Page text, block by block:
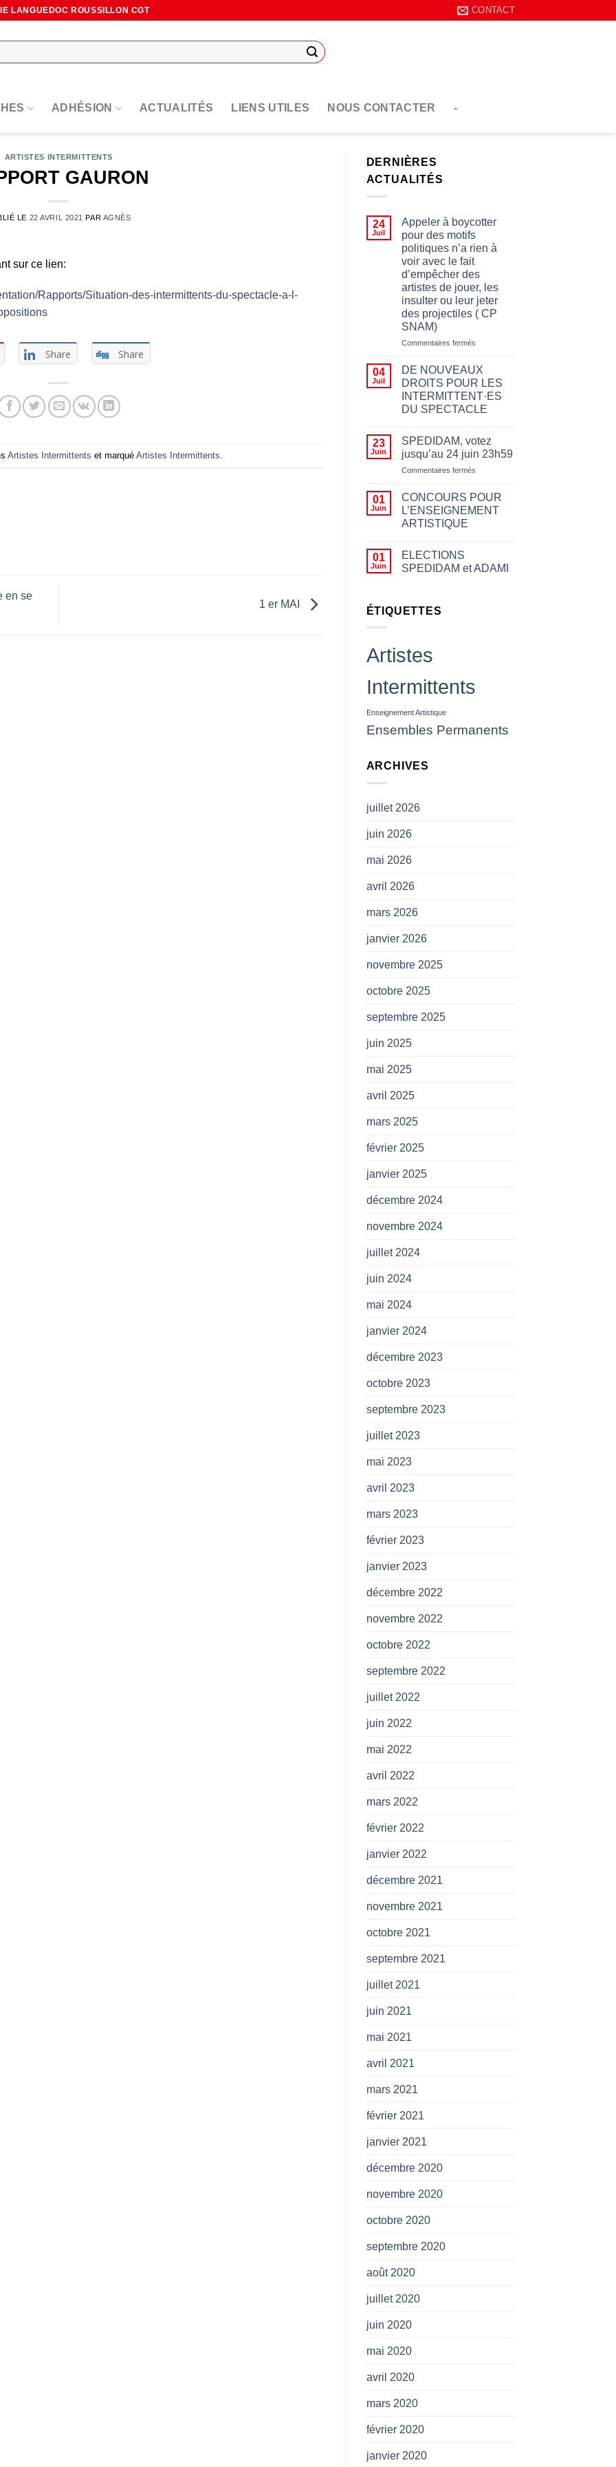
LANGUEDOC ROUSSILLON CGT CONTACT
ADHÉSION ACTUALITÉS LIENS UTILES NOUS CONTACTER -
ARTISTES INTERMITTENTS
GAURON
LE 22 AVRIL 2021 PAR AGNÈS
sur ce lien:
Rapports/Situation-des-intermittents-du-spectacle-a-l-
Share Share
Artistes Intermittents et marquéArtistes Intermittents
en se
1 er MAI
DERNIÈRES
ACTUALITÉS
24
Juil
Appeler à boycotter
pour des motifs
politiques n’a rien à
voir avec le fait
d’empêcher des
artistes de jouer, les
insulter ou leur jeter
des projectiles ( CP
SNAM)
Commentaires ferméssur
à
boycotter
pour
des
motifs
n’a
rien
à
voir
le
fait
les
04
Juil
DE NOUVEAUX
DROITS POUR LES
INTERMITTENT·ES
DU SPECTACLE
23
Juin
SPEDIDAM, votez
jusqu’au 24 juin 23h59
Commentaires ferméssur
votez
jusqu’au
24
01
Juin
CONCOURS POUR
L’ENSEIGNEMENT
ARTISTIQUE
01
Juin
ELECTIONS
SPEDIDAM et ADAMI
ÉTIQUETTES
Artistes
Intermittents
Enseignement Artistique
Ensembles Permanents
ARCHIVES
juillet 2026
juin 2026
mai 2026
avril 2026
mars 2026
janvier 2026
novembre 2025
octobre 2025
septembre 2025
juin 2025
mai 2025
avril 2025
mars 2025
février 2025
janvier 2025
décembre 2024
novembre 2024
juillet 2024
juin 2024
mai 2024
janvier 2024
décembre 2023
octobre 2023
septembre 2023
juillet 2023
mai 2023
avril 2023
mars 2023
février 2023
janvier 2023
décembre 2022
novembre 2022
octobre 2022
septembre 2022
juillet 2022
juin 2022
mai 2022
avril 2022
mars 2022
février 2022
janvier 2022
décembre 2021
novembre 2021
octobre 2021
septembre 2021
juillet 2021
juin 2021
mai 2021
avril 2021
mars 2021
février 2021
janvier 2021
décembre 2020
novembre 2020
octobre 2020
septembre 2020
août 2020
juillet 2020
juin 2020
mai 2020
avril 2020
mars 2020
février 2020
janvier 2020